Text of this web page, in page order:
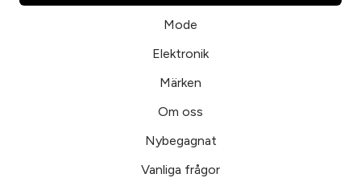
Mode
Elektronik
Märken
Om oss
Nybegagnat
Vanliga frågor